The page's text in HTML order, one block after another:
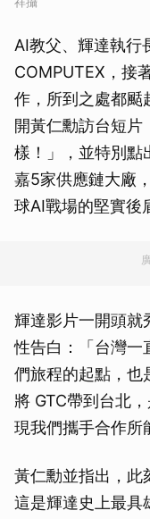
AI教父、輝達執行
COMPUTEX，接
作，所到之處都颳
開黃仁勳訪台短片
樣！」，並特別點
嘉5家供應鏈大廠
球AI戰場的堅實後
輝達影片一開頭就
性告白：「台灣一
們旅程的起點，也
將 GTC帶到台北
現我們攜手合作所
黃仁勳並指出，此
這是輝達史上最具